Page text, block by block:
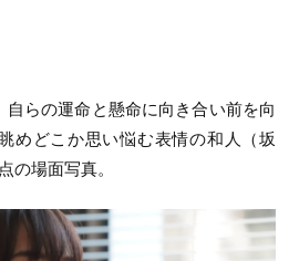
自らの運命と懸命に向き合い前を向
めどこか思い悩む表情の和人（坂
の場面写真。